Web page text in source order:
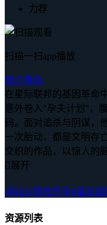
力荐
扫描一扫app播放
简介角色
在星际联邦的基因革命
意外卷入"孕夫计划"，
码。面对追杀与阴谋
一次胎动，都是文明存
交织的作品，以惊人的
 展开
#科幻#男性怀孕#星际冒
资源列表